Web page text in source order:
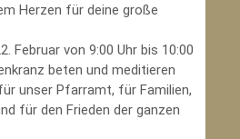
Herzen für deine große
Februar von 9:00 Uhr bis 10:00
beten und meditieren
unser Pfarramt, für Familien,
für den Frieden der ganzen